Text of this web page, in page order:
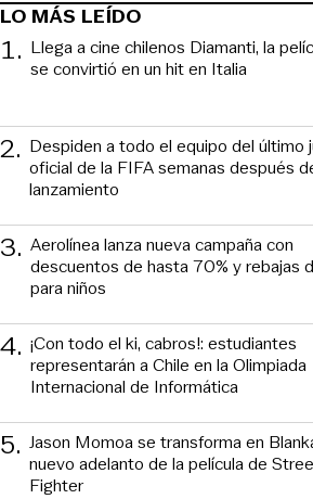
LO MÁS LEÍDO
1. Llega a cine chilenos Diamanti, la
se convirtió en un hit en Italia
2. Despiden a todo el equipo del último
oficial de la FIFA semanas después
lanzamiento
3. Aerolínea lanza nueva campaña con
descuentos de hasta 70% y rebajas
para niños
4. ¡Con todo el ki, cabros!: estudiantes
representarán a Chile en la Olimpiada
Internacional de Informática
5. Jason Momoa se transforma en
nuevo adelanto de la película de
Fighter